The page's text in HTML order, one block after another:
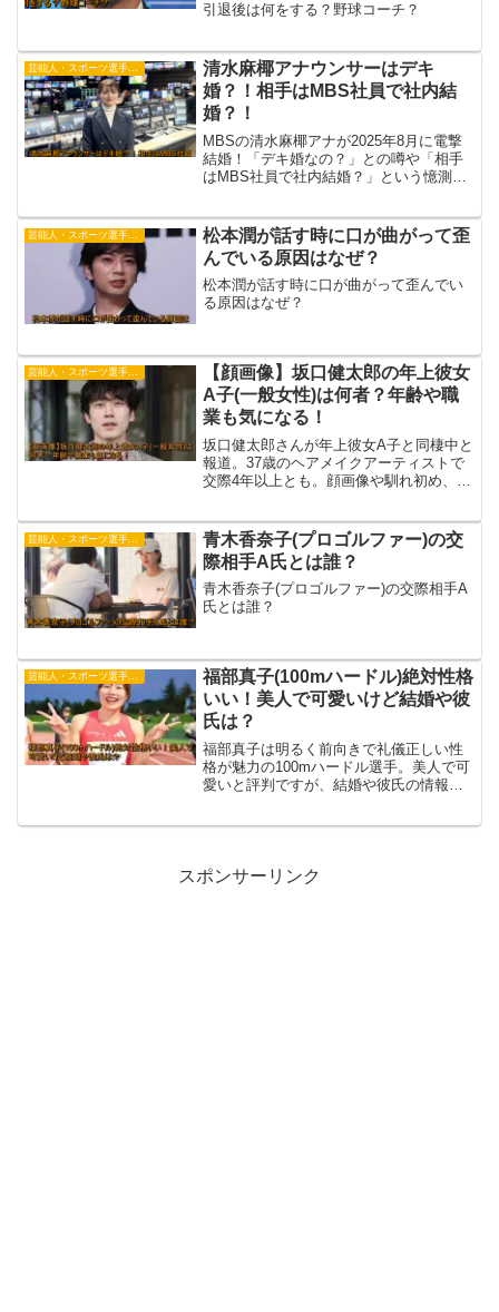
引退後は何をする？野球コーチ？
芸能人・スポーツ選手・有名人
清水麻椰アナウンサーはデキ
婚？！相手はMBS社員で社内結
婚？！
MBSの清水麻椰アナが2025年8月に電撃
結婚！「デキ婚なの？」との噂や「相手
はMBS社員で社内結婚？」という憶測の
松本潤が話す時に口が曲がって歪
んでいる原因はなぜ？
松本潤が話す時に口が曲がって歪んでい
る原因はなぜ？
芸能人・スポーツ選手・有名人
【顔画像】坂口健太郎の年上彼女
A子(一般女性)は何者？年齢や職
業も気になる！
坂口健太郎さんが年上彼女A子と同棲中と
報道。37歳のヘアメイクアーティストで
交際4年以上とも。顔画像や馴れ初め、結
青木香奈子(プロゴルファー)の交
際相手A氏とは誰？
青木香奈子(プロゴルファー)の交際相手A
氏とは誰？
芸能人・スポーツ選手・有名人
福部真子(100mハードル)絶対性格
いい！美人で可愛いけど結婚や彼
氏は？
福部真子は明るく前向きで礼儀正しい性
格が魅力の100mハードル選手。美人で可
愛いと評判ですが、結婚や彼氏の情報は
スポンサーリンク